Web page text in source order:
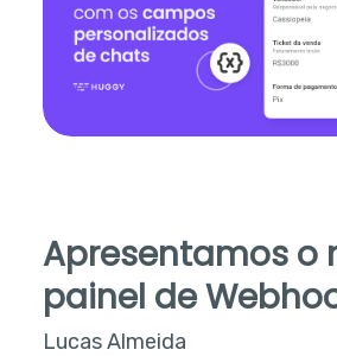
Apresentamos o
painel de
Lucas Almeida